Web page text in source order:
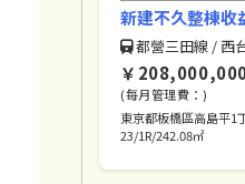
新建不久整棟收
都營三田線 / 西
￥
(每月管理費：)
東京都板橋區高島平1
23/1R/242.08㎡